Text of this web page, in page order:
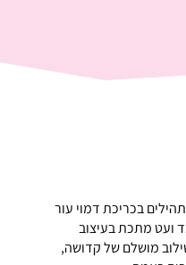
בכריכת דמוי עור
ועט מתכת בעיצוב
מושלם של קדושה,